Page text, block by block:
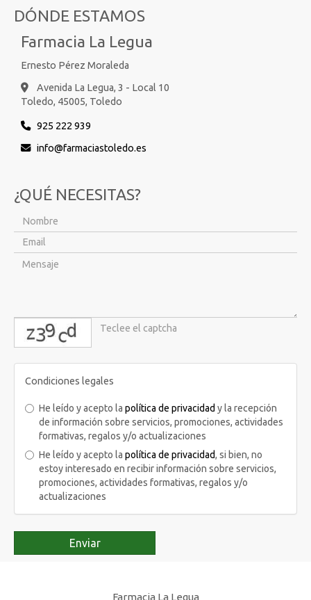
DÓNDE ESTAMOS
Farmacia La Legua
Ernesto Pérez Moraleda
Avenida La Legua, 3 - Local 10
Toledo, 45005, Toledo
925 222 939
info
farmaciastoledo.es
¿QUÉ NECESITAS?
captcha
Condiciones legales
He leído y acepto la política de privacidad y la recepción
de información sobre servicios, promociones, actividades
formativas, regalos y/o actualizaciones
He leído y acepto la política de privacidad, si bien, no
estoy interesado en recibir información sobre servicios,
promociones, actividades formativas, regalos y/o
actualizaciones
Enviar
Farmacia La Legua